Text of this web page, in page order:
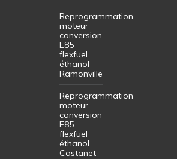
Reprogrammation
moteur
conversion
E85
flexfuel
éthanol
Ramonville
Reprogrammation
moteur
conversion
E85
flexfuel
éthanol
Castanet